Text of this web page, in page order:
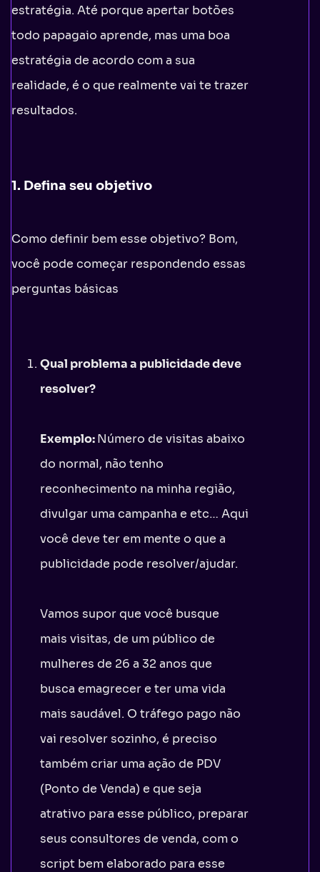
estratégia. Até porque apertar botões
todo papagaio aprende, mas uma boa
estratégia de acordo com a sua
realidade, é o que realmente vai te trazer
resultados.
1. Defina seu objetivo
Como definir bem esse objetivo? Bom,
você pode começar respondendo essas
perguntas básicas
Qual problema a publicidade deve
resolver?
Exemplo:Número de visitas abaixo
do normal, não tenho
reconhecimento na minha região,
divulgar uma campanha e etc… Aqui
você deve ter em mente o que a
publicidade pode resolver/ajudar.
Vamos supor que você busque
mais visitas, de um público de
mulheres de 26 a 32 anos que
busca emagrecer e ter uma vida
mais saudável. O tráfego pago não
vai resolver sozinho, é preciso
também criar uma ação de PDV
(Ponto de Venda) e que seja
atrativo para esse público, preparar
seus consultores de venda, com o
script bem elaborado para esse